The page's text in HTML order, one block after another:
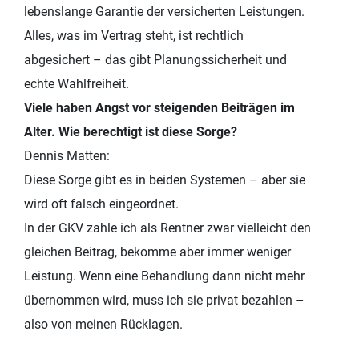
lebenslange Garantie der versicherten Leistungen.
Alles, was im Vertrag steht, ist rechtlich
abgesichert – das gibt Planungssicherheit und
echte Wahlfreiheit.
Viele haben Angst vor steigenden Beiträgen im
Alter. Wie berechtigt ist diese Sorge?
Dennis Matten:
Diese Sorge gibt es in beiden Systemen – aber sie
wird oft falsch eingeordnet.
In der GKV zahle ich als Rentner zwar vielleicht den
gleichen Beitrag, bekomme aber immer weniger
Leistung. Wenn eine Behandlung dann nicht mehr
übernommen wird, muss ich sie privat bezahlen –
also von meinen Rücklagen.